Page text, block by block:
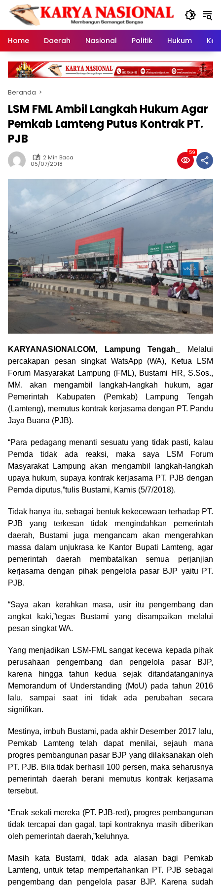
Langsung
konten
Home
Daerah Nasional Politik Hukum
Beranda
LSM FML Ambil Langkah Hukum Agar
Pemkab Lamteng Putus Kontrak PT.
PJB
2 Min Baca
05/07/2018
59
KARYANASIONAl.COM, Lampung Tengah_
Melalui
percakapan pesan singkat WatsApp (WA), Ketua LSM
Forum Masyarakat Lampung (FML), Bustami HR, S.Sos.,
MM. akan mengambil langkah-langkah hukum, agar
Pemerintah Kabupaten (Pemkab) Lampung Tengah
(Lamteng), memutus kontrak kerjasama dengan PT. Pandu
Jaya Buana (PJB).
“Para pedagang menanti sesuatu yang tidak pasti, kalau
Pemda tidak ada reaksi, maka saya LSM Forum
Masyarakat Lampung akan mengambil langkah-langkah
upaya hukum, supaya kontrak kerjasama PT. PJB dengan
Pemda diputus,”tulis Bustami, Kamis (5/7/2018).
Tidak hanya itu, sebagai bentuk kekecewaan terhadap PT.
PJB yang terkesan tidak mengindahkan pemerintah
daerah, Bustami juga mengancam akan mengerahkan
massa dalam unjukrasa ke Kantor Bupati Lamteng, agar
pemerintah daerah membatalkan semua perjanjian
kerjasama dengan pihak pengelola pasar BJP yaitu PT.
PJB.
“Saya akan kerahkan masa, usir itu pengembang dan
angkat kaki,”tegas Bustami yang disampaikan melalui
pesan singkat WA.
Yang menjadikan LSM-FML sangat kecewa kepada pihak
perusahaan pengembang dan pengelola pasar BJP,
karena hingga tahun kedua sejak ditandatanganinya
Memorandum of Understanding (MoU) pada tahun 2016
lalu, sampai saat ini tidak ada perubahan secara
signifikan.
Mestinya, imbuh Bustami, pada akhir Desember 2017 lalu,
Pemkab Lamteng telah dapat menilai, sejauh mana
progres pembangunan pasar BJP yang dilaksanakan oleh
PT. PJB. Bila tidak berhasil 100 persen, maka seharusnya
pemerintah daerah berani memutus kontrak kerjasama
tersebut.
“Enak sekali mereka (PT. PJB-red), progres pembangunan
tidak tercapai dan gagal, tapi kontraknya masih diberikan
oleh pemerintah daerah,”keluhnya.
Masih kata Bustami, tidak ada alasan bagi Pemkab
Lamteng, untuk tetap mempertahankan PT. PJB sebagai
pengembang dan pengelola pasar BJP. Karena sudah